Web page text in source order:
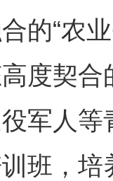
的“农
度契
军人
班，